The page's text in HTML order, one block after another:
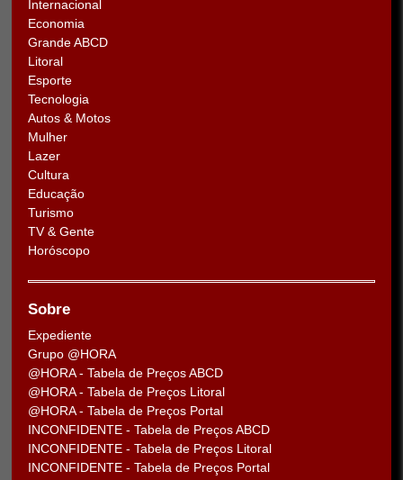
Internacional
Economia
Grande ABCD
Litoral
Esporte
Tecnologia
Autos & Motos
Mulher
Lazer
Cultura
Educação
Turismo
TV & Gente
Horóscopo
Sobre
Expediente
Grupo @HORA
@HORA - Tabela de Preços ABCD
@HORA - Tabela de Preços Litoral
@HORA - Tabela de Preços Portal
INCONFIDENTE - Tabela de Preços ABCD
INCONFIDENTE - Tabela de Preços Litoral
INCONFIDENTE - Tabela de Preços Portal